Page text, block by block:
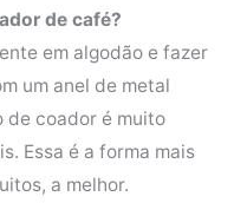
de café?
em algodão e fazer
um anel de metal
de coador é muito
Essa é a forma mais
a melhor.